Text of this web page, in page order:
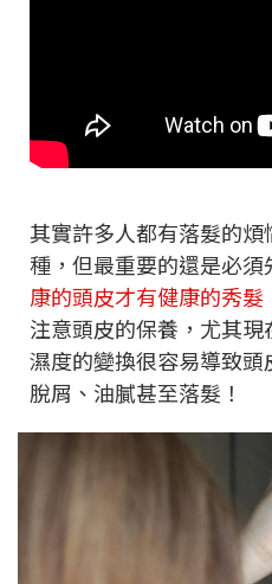
其實許多人都有落髮的
種，但最重要的還是必須
康的頭皮才有健康的秀髮
注意頭皮的保養，尤其
濕度的變換很容易導致頭
脫屑、油膩甚至落髮！